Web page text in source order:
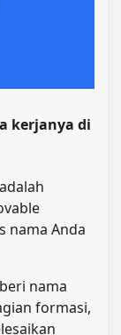
kerjanya di
nama Anda
nama
formasi,